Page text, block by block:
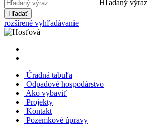
Hľadaný výraz
Hľadať
rozšírené vyhľadávanie
Úradná tabuľa
Odpadové hospodárstvo
Ako vybaviť
Projekty
Kontakt
Pozemkové úpravy